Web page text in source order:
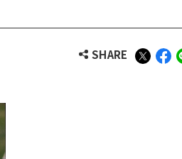
SHARE